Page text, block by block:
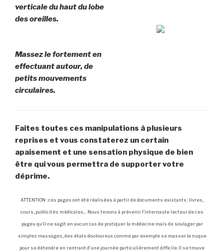
verticale du haut du lobe
des oreilles.
Massez le fortement en
effectuant autour, de
petits mouvements
circulaires.
Faites toutes ces manipulations à plusieurs
reprises et vous constaterez un certain
apaisement et une sensation physique de bien
être qui vous permettra de supporter votre
déprime.
ATTENTION : ces pages ont été réalisées à partir de documents existants : livres,
cours, publicités médicales… Nous tenons à prévenir l’internaute lecteur de ces
pages qu’il ne sagit en aucun cas de pratiquer la médecine mais de soulager par
simples massages, des états douloureux comme par exemple se masser la nuque
pour se détendre en rentrant d’une journée particulièrement difficile. Il se trouve